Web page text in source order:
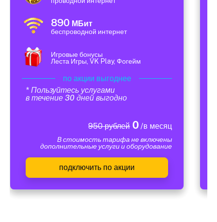
890 МБит
беспроводной интернет
Игровые бонусы
Леста Игры, VK Play, Фогейм
по акции выгоднее
* Пользуйтесь услугами
в течение 30 дней выгодно
950 рублей0 /в месяц
В стоимость тарифа не включены
дополнительные услуги и оборудование
подключить по акции